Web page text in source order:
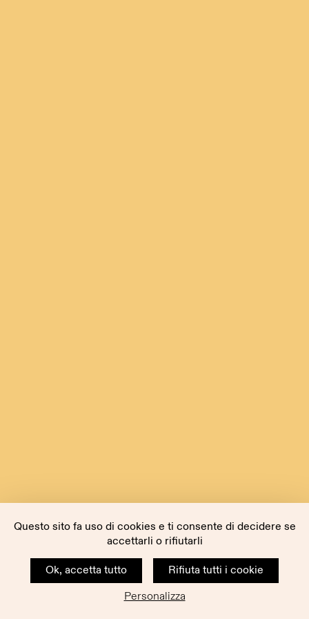
Questo sito fa uso di cookies e ti consente di decidere se
accettarli o rifiutarli
Ok, accetta tutto
Rifiuta tutti i cookie
Personalizza